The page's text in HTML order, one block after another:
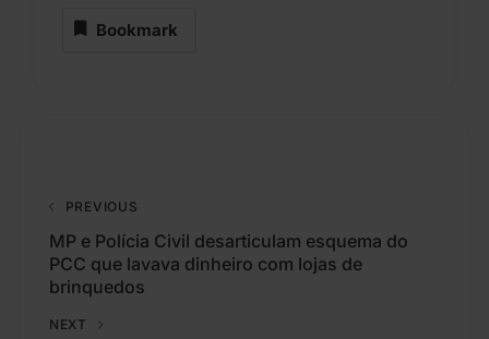
Bookmark
PREVIOUS
MP e Polícia Civil desarticulam esquema do
PCC que lavava dinheiro com lojas de
brinquedos
NEXT